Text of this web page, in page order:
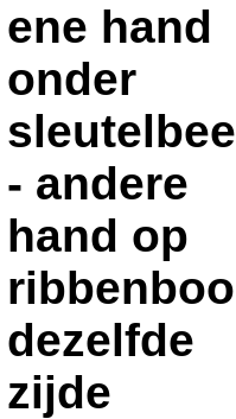
ene hand
onder
- andere
hand op
dezelfde
zijde